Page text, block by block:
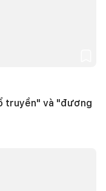
truyền" và "đương